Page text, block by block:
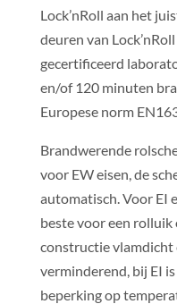
Lock’nRoll aan het
deuren van
gecertificeerd
en/of 120 minuten
Europese norm
Brandwerende
voor EW eisen, de
automatisch. Voor EI
beste voor een rolluik
constructie
verminderend, bij EI
beperking op